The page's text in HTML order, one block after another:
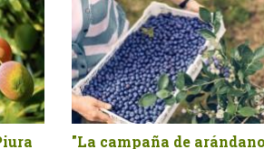
arándano se
Producción de